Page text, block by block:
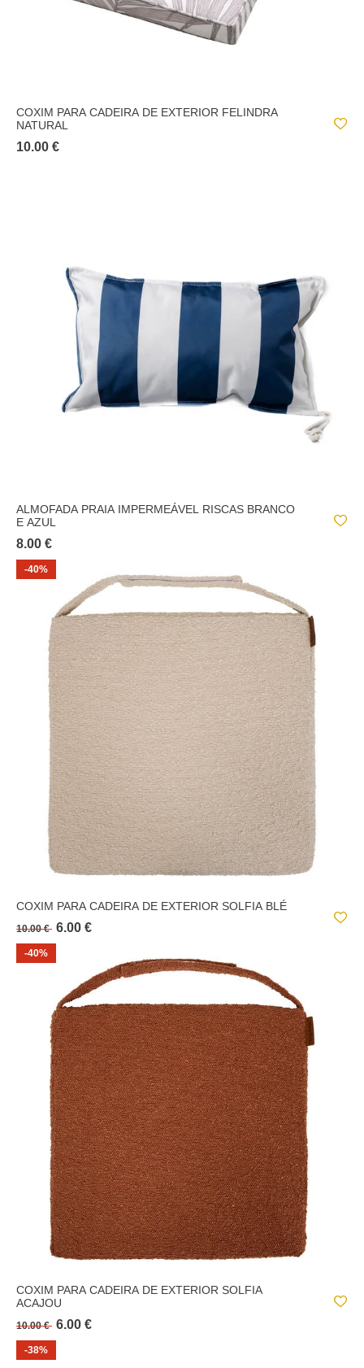
COXIM PARA CADEIRA DE EXTERIOR FELINDRA
NATURAL
10.00 €
ALMOFADA PRAIA IMPERMEÁVEL RISCAS BRANCO
E AZUL
8.00 €
-40%
COXIM PARA CADEIRA DE EXTERIOR SOLFIA BLÉ
10.00 € 6.00 €
-40%
COXIM PARA CADEIRA DE EXTERIOR SOLFIA
ACAJOU
10.00 € 6.00 €
-38%